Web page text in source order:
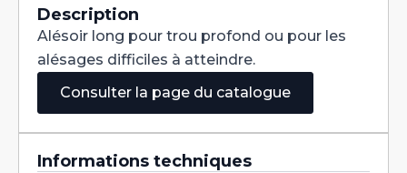
Carbure
16
H7
Description
Alésoir long pour trou profond ou pour les
alésages difficiles à atteindre.
Consulter la page du catalogue
Informations techniques